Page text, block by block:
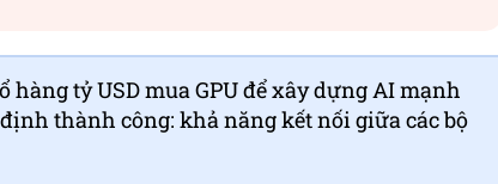
hàng tỷ USD mua GPU để xây dựng AI mạnh
thành công: khả năng kết nối giữa các bộ